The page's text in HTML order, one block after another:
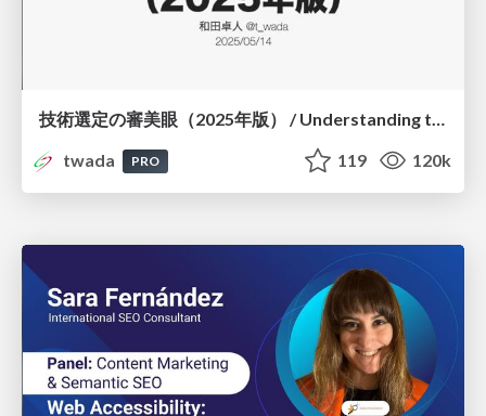
技術選定の審美眼（2025年版） / Understanding the Spiral of Technologies 2025 edition
twada
PRO 119 120k